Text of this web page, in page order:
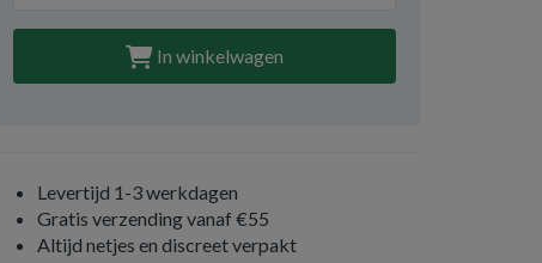
In winkelwagen
Levertijd 1-3 werkdagen
Gratis verzending vanaf €55
Altijd netjes en discreet verpakt